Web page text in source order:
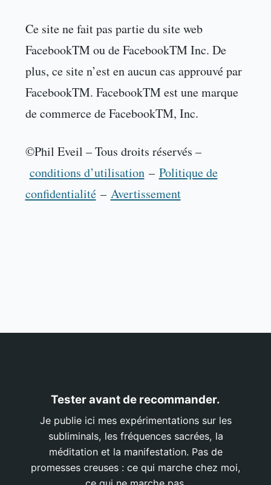
Ce site ne fait pas partie du site web
FacebookTM ou de FacebookTM Inc. De
plus, ce site n’est en aucun cas approuvé par
FacebookTM. FacebookTM est une marque
de commerce de FacebookTM, Inc.
©Phil Eveil – Tous droits réservés –
conditions d’utilisation– Politique de
confidentialité– Avertissement
Tester avant de recommander.
Je publie ici mes expérimentations sur les
subliminals, les fréquences sacrées, la
méditation et la manifestation. Pas de
promesses creuses : ce qui marche chez moi,